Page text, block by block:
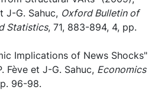
J-G. Sahuc, Oxford Bulletin of
Statistics, 71, 883-894, 4, pp.
Implications of News Shocks"
Fève et J-G. Sahuc, Economics
96-98.